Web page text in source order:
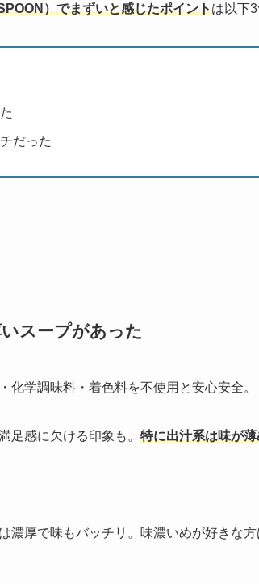
）でまずいと感じたポイントは以下3
だった
スープがあった
化学調味料・着色料を不使用と安心安全。
足感に欠ける印象も。 特に出汁系は味が薄
濃厚で味もバッチリ。味濃いめが好きな方